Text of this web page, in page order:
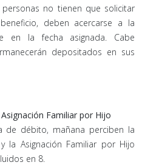
no tienen que solicitar
deben acercarse a la
en la fecha asignada. Cabe
depositados en sus
Familiar por Hijo
de débito, mañana perciben la
la Asignación Familiar por Hijo
en 8.